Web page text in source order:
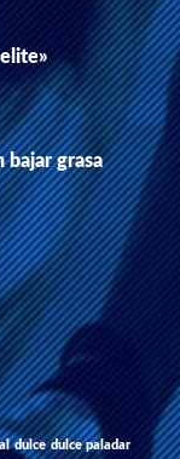
bajar grasa
dulce dulce paladar